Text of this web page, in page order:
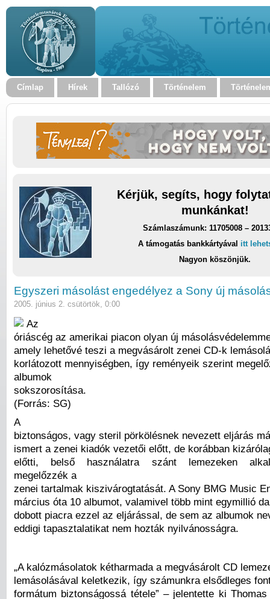
Címlap Hírek Tallózó Történelem
Kérjük, segíts, hogy
munkánkat!
Számlaszámunk: 11705008 –
A támogatás bankkártyával itt
Nagyon köszönjük.
Egyszeri másolást engedélyez a Sony új
2005. június 2. csütörtök, 0:00
Az
óriáscég az amerikai piacon olyan új
amely lehetővé teszi a megvásárolt zenei CD-k
korlátozott mennyiségben, így reményeik szerint
albumok
sokszorosítása.
(Forrás: SG)
A
biztonságos, vagy steril pörkölésnek nevezett eljárás
ismert a zenei kiadók vezetői előtt, de korábban
előtti, belső használatra szánt lemezeken
megelőzzék a
zenei tartalmak kiszivárogtatását. A Sony BMG Music
március óta 10 albumot, valamivel több mint egymillió
dobott piacra ezzel az eljárással, de sem az albumok
eddigi tapasztalatikat nem hozták nyilvánosságra.
„A kalózmásolatok kétharmada a megvásárolt CD
lemásolásával keletkezik, így számunkra elsődleges
formátum biztonságossá tétele” – jelentette ki